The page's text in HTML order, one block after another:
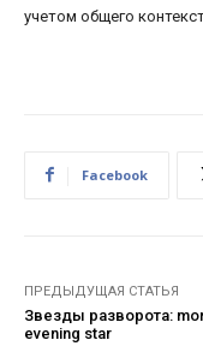
учетом общего
Facebook
ПРЕДЫДУЩАЯ СТАТЬЯ
Звезды разворота:
evening star